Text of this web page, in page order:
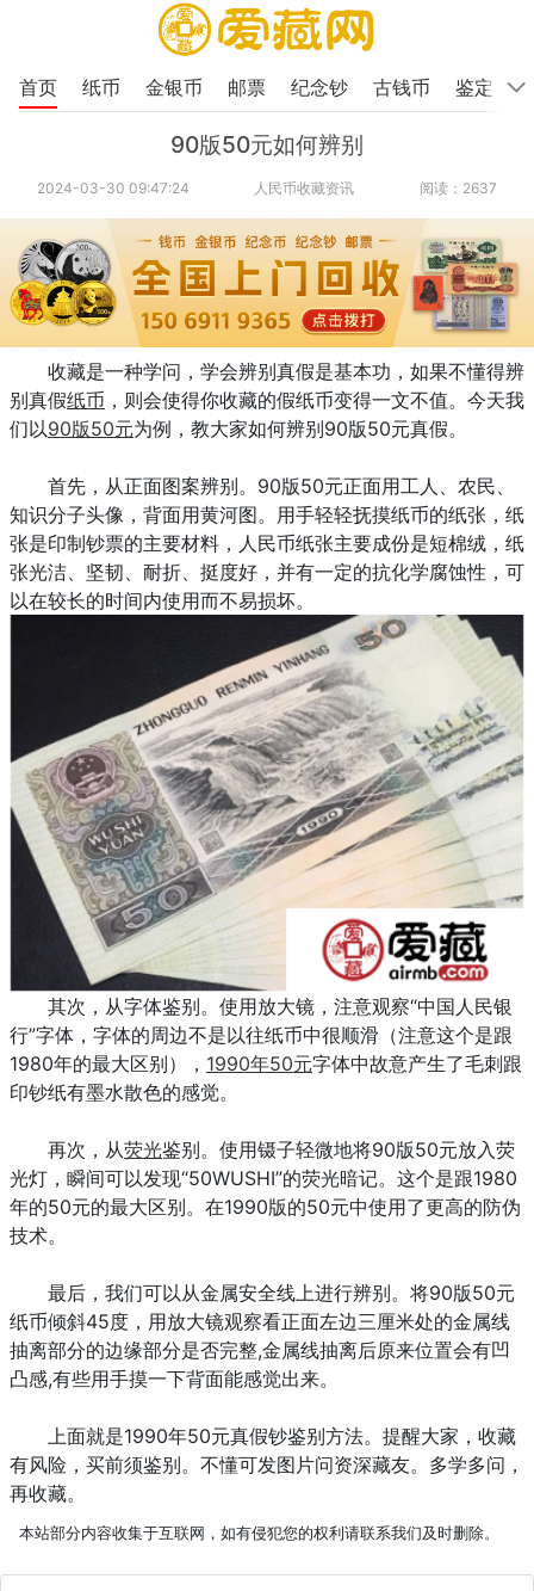
首页 纸币 金银币 邮票 纪念钞 古钱币 鉴定
90版50元如何辨别
2024-03-30 09:47:24 人民币收藏资讯 阅读：2637
收藏是一种学问，学会辨别真假是基本功，如果不懂得辨
别真假纸币 ，则会使得你收藏的假纸币变得一文不值。今天我
们以90版50元为例，教大家如何辨别90版50元真假。
首先，从正面图案辨别。90版50元正面用工人、农民、
知识分子头像，背面用黄河图。用手轻轻抚摸纸币的纸张，纸
张是印制钞票的主要材料，人民币纸张主要成份是短棉绒，纸
张光洁、坚韧、耐折、挺度好，并有一定的抗化学腐蚀性，可
以在较长的时间内使用而不易损坏。
其次，从字体鉴别。使用放大镜，注意观察“中国人民银
行”字体，字体的周边不是以往纸币中很顺滑（注意这个是跟
1980年的最大区别）， 1990年50元字体中故意产生了毛刺跟
印钞纸有墨水散色的感觉。
再次，从荧光鉴别。使用镊子轻微地将90版50元放入荧
光灯，瞬间可以发现“50WUSHI”的荧光暗记。这个是跟1980
年的50元的最大区别。在1990版的50元中使用了更高的防伪
技术。
最后，我们可以从金属安全线上进行辨别。将90版50元
纸币倾斜45度，用放大镜观察看正面左边三厘米处的金属线
抽离部分的边缘部分是否完整,金属线抽离后原来位置会有凹
凸感,有些用手摸一下背面能感觉出来。
上面就是1990年50元真假钞鉴别方法。提醒大家，收藏
有风险，买前须鉴别。不懂可发图片问资深藏友。多学多问，
再收藏。
本站部分内容收集于互联网，如有侵犯您的权利请联系我们及时删除。